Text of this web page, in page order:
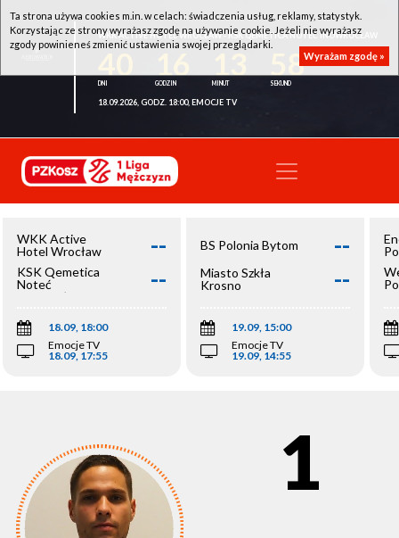
WKK ACTIVE HOTEL WROCŁAW - KSK QEMETICA NOTEĆ INOWROCŁAW
57
18.09.2026, GODZ. 18:00, EMOCJE TV
WKK Active
Hotel Wrocław
--
KSK Qemetica
Noteć
Inowrocław
--
18.09, 18:00
Emocje TV
18.09, 17:55
BS Polonia Bytom --
Miasto Szkła
Krosno
--
19.09, 15:00
Emocje TV
19.09, 14:55
1
Ta strona używa cookies m.in. w celach: świadczenia usług, reklamy, statystyk.
Korzystając ze strony wyrażasz zgodę na używanie cookie. Jeżeli nie wyrażasz
zgody powinieneś zmienić ustawienia swojej przeglądarki.
Wyrażam zgodę »